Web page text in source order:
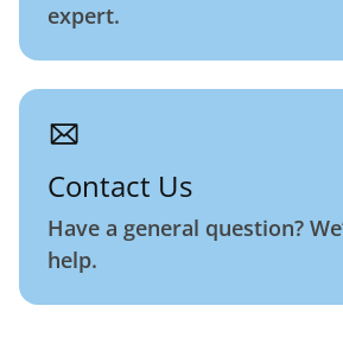
expert.
Contact Us
Have a general question?
help.